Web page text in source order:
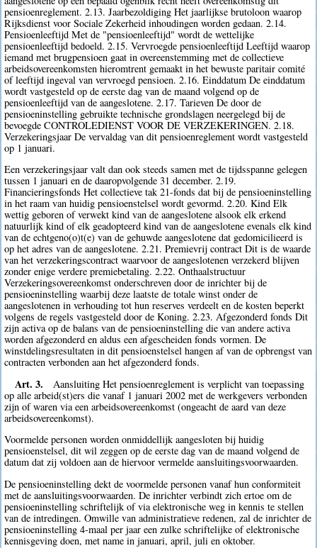
pensioenreglement. 2.13. Jaarbezoldiging Het jaarlijkse brutoloon waarop
Rijksdienst voor Sociale Zekerheid inhoudingen worden gedaan. 2.14.
Pensioenleeftijd Met de "pensioenleeftijd" wordt de wettelijke
pensioenleeftijd bedoeld. 2.15. Vervroegde pensioenleeftijd Leeftijd waarop
iemand met brugpensioen gaat in overeenstemming met de collectieve
arbeidsovereenkomsten hieromtrent gemaakt in het bewuste paritair comité
of leeftijd ingeval van vervroegd pensioen. 2.16. Einddatum De einddatum
wordt vastgesteld op de eerste dag van de maand volgend op de
pensioenleeftijd van de aangeslotene. 2.17. Tarieven De door de
pensioeninstelling gebruikte technische grondslagen neergelegd bij de
bevoegde CONTROLEDIENST VOOR DE VERZEKERINGEN. 2.18.
Verzekeringsjaar De vervaldag van dit pensioenreglement wordt vastgesteld
op 1 januari.
Een verzekeringsjaar valt dan ook steeds samen met de tijdsspanne gelegen
tussen 1 januari en de daaropvolgende 31 december. 2.19.
Financieringsfonds Het collectieve tak 21-fonds dat bij de pensioeninstelling
in het raam van huidig pensioenstelsel wordt gevormd. 2.20. Kind Elk
wettig geboren of verwekt kind van de aangeslotene alsook elk erkend
natuurlijk kind of elk geadopteerd kind van de aangeslotene evenals elk kind
van de echtgeno(o)t(e) van de gehuwde aangeslotene dat gedomicilieerd is
op het adres van de aangeslotene. 2.21. Premievrij contract Dit is de waarde
van het verzekeringscontract waarvoor de aangeslotenen verzekerd blijven
zonder enige verdere premiebetaling. 2.22. Onthaalstructuur
Verzekeringsovereenkomst onderschreven door de inrichter bij de
pensioeninstelling waarbij deze laatste de totale winst onder de
aangeslotenen in verhouding tot hun reserves verdeelt en de kosten beperkt
volgens de regels vastgesteld door de Koning. 2.23. Afgezonderd fonds Dit
zijn activa op de balans van de pensioeninstelling die van andere activa
worden afgezonderd en aldus een afgescheiden fonds vormen. De
winstdelingsresultaten in dit pensioenstelsel hangen af van de opbrengst van
contracten verbonden aan het afgezonderd fonds.
Art. 3.
Aansluiting Het pensioenreglement is verplicht van toepassing
op alle arbeid(st)ers die vanaf 1 januari 2002 met de werkgevers verbonden
zijn of waren via een arbeidsovereenkomst (ongeacht de aard van deze
arbeidsovereenkomst).
Voormelde personen worden onmiddellijk aangesloten bij huidig
pensioenstelsel, dit wil zeggen op de eerste dag van de maand volgend de
datum dat zij voldoen aan de hiervoor vermelde aansluitingsvoorwaarden.
De pensioeninstelling dekt de voormelde personen vanaf hun conformiteit
met de aansluitingsvoorwaarden. De inrichter verbindt zich ertoe om de
pensioeninstelling schriftelijk of via elektronische weg in kennis te stellen
van de intredingen. Omwille van administratieve redenen, zal de inrichter de
pensioeninstelling 4-maal per jaar een zulke schriftelijke of elektronische
kennisgeving doen, met name in januari, april, juli en oktober.